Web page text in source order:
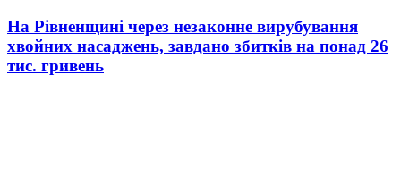
На Рівненщині через незаконне вирубування
хвойних насаджень, завдано збитків на понад 26
тис. гривень